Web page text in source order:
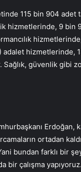
115 bin 904 adet
hizmetlerinde, 9 bin
hizmetlerinde,
güvenlik gibi
Erdoğan,
ortadan
bundan farklı bir
çalışma